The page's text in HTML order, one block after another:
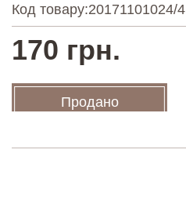
Код товару:20171101024/4
170 грн.
Продано